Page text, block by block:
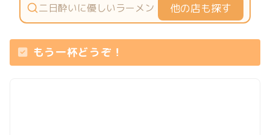
他の店も探す
もう一杯どうぞ！